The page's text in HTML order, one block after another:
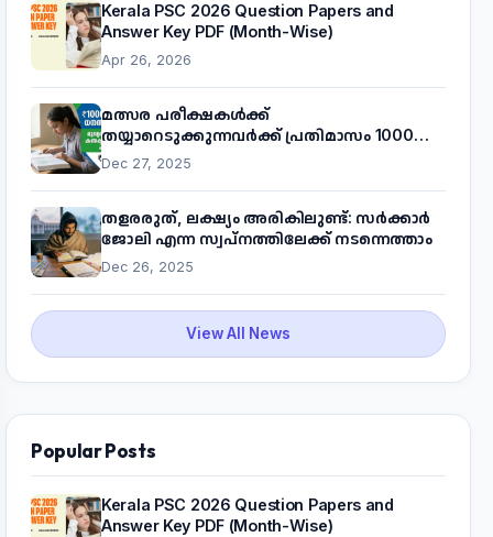
Kerala PSC 2026 Question Papers and
Answer Key PDF (Month-Wise)
Apr 26, 2026
മത്സര പരീക്ഷകൾക്ക്
തയ്യാറെടുക്കുന്നവർക്ക് പ്രതിമാസം 1000
രൂപ! മുഖ്യമന്ത്രിയുടെ 'കണക്ട് ടു വർക്ക്'
പദ്ധതിയെക്കുറിച്ച് അറിയാം
Dec 27, 2025
തളരരുത്, ലക്ഷ്യം അരികിലുണ്ട്: സർക്കാർ
ജോലി എന്ന സ്വപ്നത്തിലേക്ക് നടന്നെത്താം
Dec 26, 2025
View All News
Popular Posts
Kerala PSC 2026 Question Papers and
Answer Key PDF (Month-Wise)